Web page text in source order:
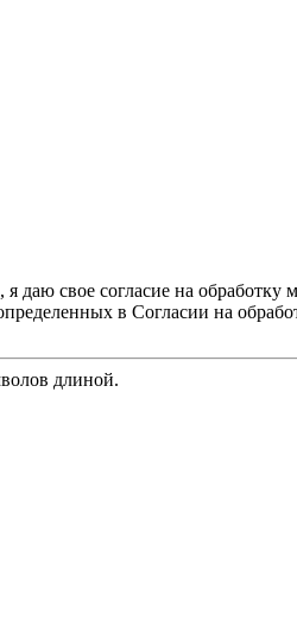
даю свое согласие на
в Согласии на
длиной.